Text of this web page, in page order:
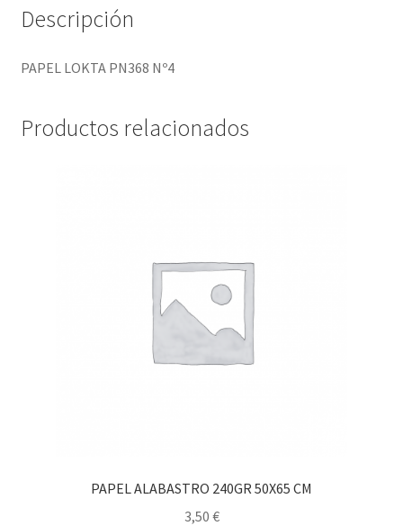
Descripción
PAPEL LOKTA PN368 Nº4
Productos relacionados
PAPEL ALABASTRO 240GR 50X65 CM
3,50 €